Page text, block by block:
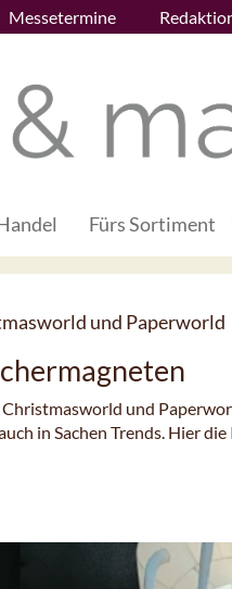
Messetermine
Fürs Sortiment
und Paperworld
und
in Sachen Trends. Hier